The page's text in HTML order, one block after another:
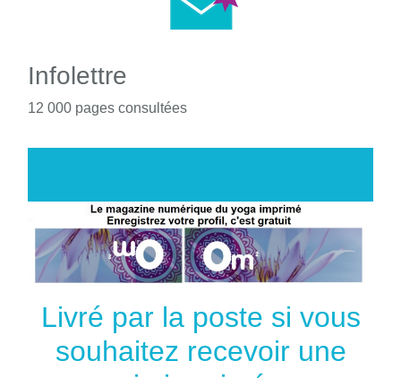
Infolettre
12 000 pages consultées
Livré par la poste si vous
souhaitez recevoir une